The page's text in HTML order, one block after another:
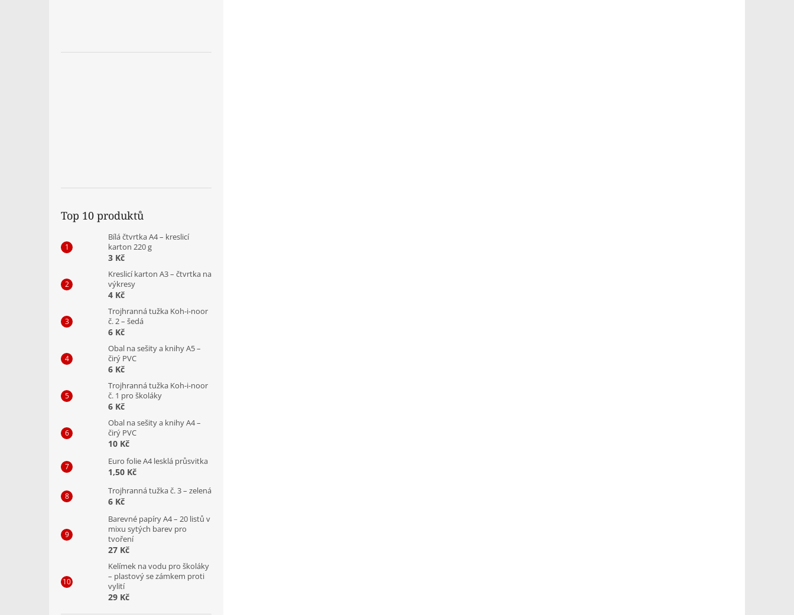
Top 10 produktů
Bílá čtvrtka A4 – kreslicí
karton 220 g
3 Kč
Kreslicí karton A3 – čtvrtka na
výkresy
4 Kč
Trojhranná tužka Koh-i-noor
č. 2 – šedá
6 Kč
Obal na sešity a knihy A5 –
čirý PVC
6 Kč
Trojhranná tužka Koh-i-noor
č. 1 pro školáky
6 Kč
Obal na sešity a knihy A4 –
čirý PVC
10 Kč
Euro folie A4 lesklá průsvitka
1,50 Kč
Trojhranná tužka č. 3 – zelená
6 Kč
Barevné papíry A4 – 20 listů v
mixu sytých barev pro
tvoření
27 Kč
Kelímek na vodu pro školáky
– plastový se zámkem proti
vylití
29 Kč